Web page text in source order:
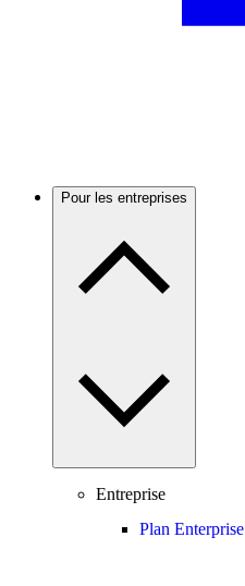
Pour les entreprises
Entreprise
Plan Enterprise